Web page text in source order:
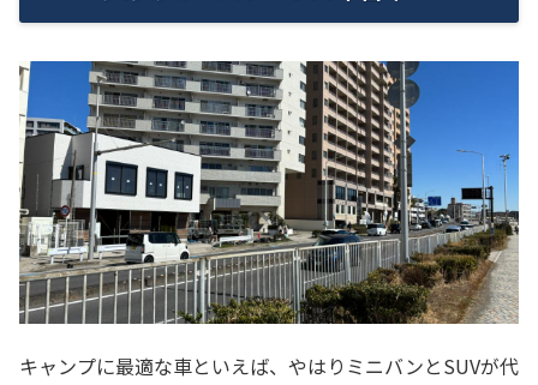
キャンプに最適な車といえば、やはりミニバンとSUVが代